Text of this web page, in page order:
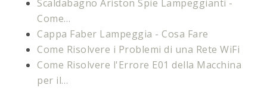
Scaldabagno Ariston Spie Lampeggianti -
Come…
Cappa Faber Lampeggia - Cosa Fare
Come Risolvere i Problemi di una Rete WiFi
Come Risolvere l'Errore E01​ della Macchina
per il…